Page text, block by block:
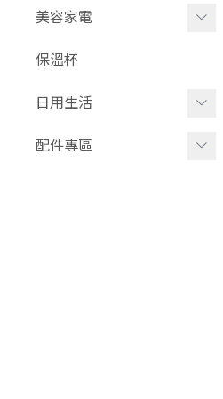
風扇
蔬果肉類淨化機
除味淨化機
美容家電
吹風機
造型梳
保溫杯
日用生活
浴室收納
配件專區